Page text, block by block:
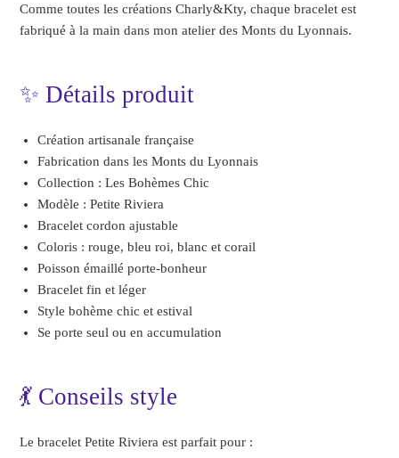
Comme toutes les créations Charly&Kty, chaque bracelet est
fabriqué à la main dans mon atelier des Monts du Lyonnais.
✨ Détails produit
Création artisanale française
Fabrication dans les Monts du Lyonnais
Collection : Les Bohèmes Chic
Modèle : Petite Riviera
Bracelet cordon ajustable
Coloris : rouge, bleu roi, blanc et corail
Poisson émaillé porte-bonheur
Bracelet fin et léger
Style bohème chic et estival
Se porte seul ou en accumulation
💃 Conseils style
Le bracelet Petite Riviera est parfait pour :